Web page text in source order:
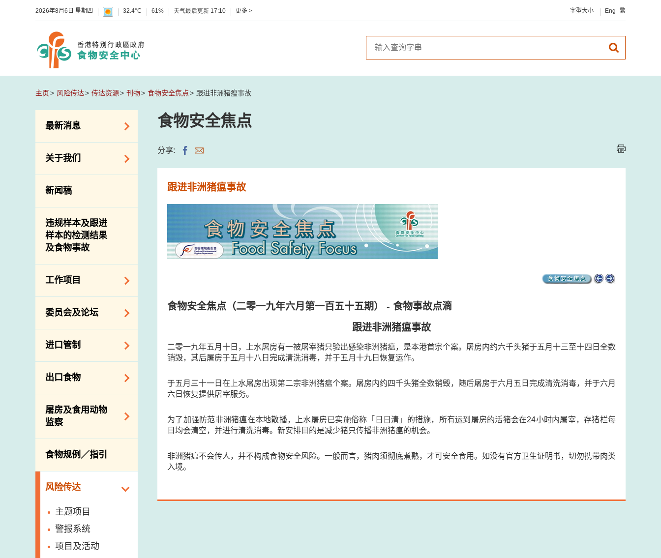
2026年8月6日 星期四 32.4°C 61% 天气最后更新 17:10 更多 > 字型大小 Eng 繁
主页 风险传达 传达资源 刊物 食物安全焦点 跟进非洲猪瘟事故
最新消息
食物警报 / 致敏物
警报
活动
关于我们
组织结构
介绍短片
新闻稿
违规样本及跟进
样本的检测结果
及食物事故
工作项目
降低膳食中的钠和
糖
食物安全重点控制
系统
基因改造食物
资料
食物安全之风险评
估
食物事故应变及管
理
食物消费量调查
委员会及论坛
食物安全专家委员
会
消费者联系小组
进口管制
食物进口商和食物
分销商登记制度
络内地有关当局
进口食物管制
口检验
出口食物
出口验证
出口食物往内地
出口商及业界的消
息
屠房及食用动物
监察
规管农业化学物及
兽医药物在食用动
物上的使用
屠房及疾病监测
宰前检验
宰后检验
猪只流感病毒监测
结果
食物规例／指引
风险传达
主题项目
警报系统
项目及活动
食物安全焦点
分享:
跟进非洲猪瘟事故
食物安全焦点（二零一九年六月第一百五十五期） - 食物事故点滴
跟进非洲猪瘟事故
二零一九年五月十日，上水屠房有一被屠宰猪只验出感染非洲猪瘟，是本港首宗个案。屠房内约六千头猪于五月十三至十四日全数
销毁，其后屠房于五月十八日完成清洗消毒，并于五月十九日恢复运作。
于五月三十一日在上水屠房出现第二宗非洲猪瘟个案。屠房内约四千头猪全数销毁，随后屠房于六月五日完成清洗消毒，并于六月
六日恢复提供屠宰服务。
为了加强防范非洲猪瘟在本地散播，上水屠房已实施俗称「日日清」的措施，所有运到屠房的活猪会在24小时内屠宰，存猪栏每
日均会清空，并进行清洗消毒。新安排目的是减少猪只传播非洲猪瘟的机会。
非洲猪瘟不会传人，并不构成食物安全风险。一般而言，猪肉须彻底煮熟，才可安全食用。如没有官方卫生证明书，切勿携带肉类
入境。